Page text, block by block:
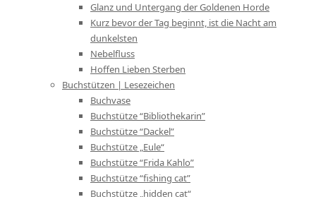
Glanz und Untergang der Goldenen Horde
Kurz bevor der Tag beginnt, ist die Nacht am
dunkelsten
Nebelfluss
Hoffen Lieben Sterben
Buchstützen | Lesezeichen
Buchvase
Buchstütze “Bibliothekarin”
Buchstütze “Dackel”
Buchstütze „Eule“
Buchstütze “Frida Kahlo”
Buchstütze “fishing cat”
Buchstütze „hidden cat“